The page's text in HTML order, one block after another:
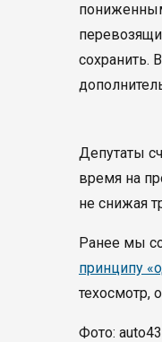
сохранить.
Депутаты
время на
не снижая
Ранее мы
принципу
техосмотр,
Фото: